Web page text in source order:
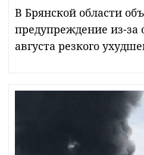
В Брянской области
предупреждение из-за
августа резкого